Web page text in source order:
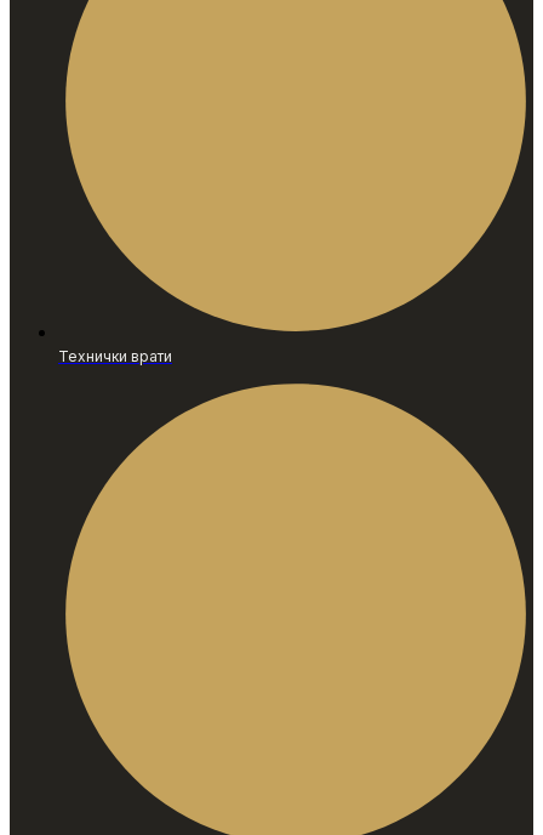
Технички врати